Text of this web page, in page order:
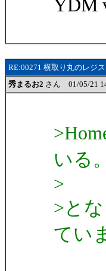
YDM
RE:00271 横取り丸のレジ
秀まるお2 さん 01/05/21
いる。
>
>と
てい